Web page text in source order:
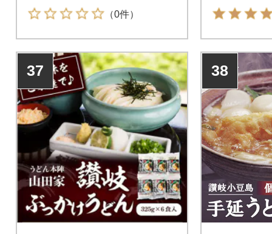
（0件）
のひとつに
田県の「稲
ん」。稲庭
県稲庭地区
から継承さ
ない)製法
れた材料を
堂・田沢湖
丁寧に仕上
品。ツルッ
よいコシに
37 38